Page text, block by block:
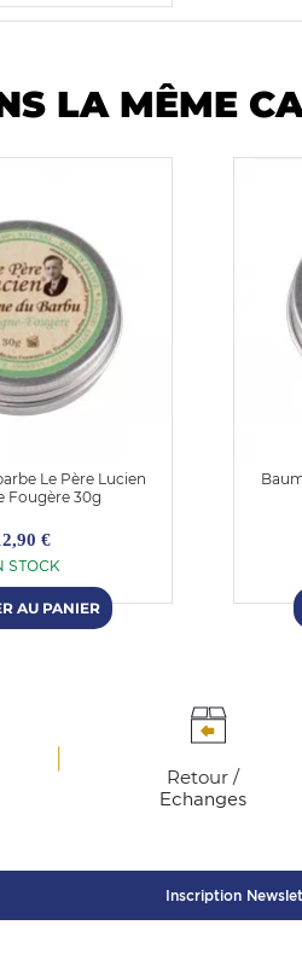
LA MÊME
Le Père Lucien
Fougère 30g
€
STOCK
Retour /
Echanges
Inscription